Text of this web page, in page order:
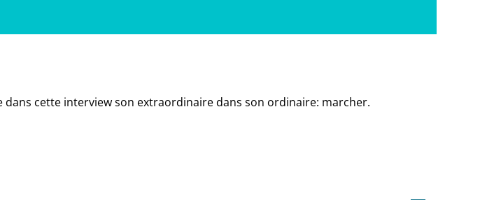
dans cette interview son extraordinaire dans son ordinaire: marcher.